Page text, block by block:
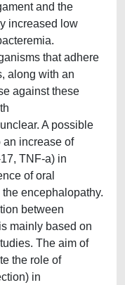
and the
increased low
that adhere
along with an
against these
A possible
an increase of
TNF-a) in
of oral
encephalopathy.
between
mainly based on
The aim of
the role of
in